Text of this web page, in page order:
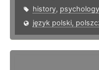
history, psychology
język polski,